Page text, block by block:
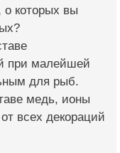
о которых вы
при малейшей
для рыб.
медь, ионы
всех декораций